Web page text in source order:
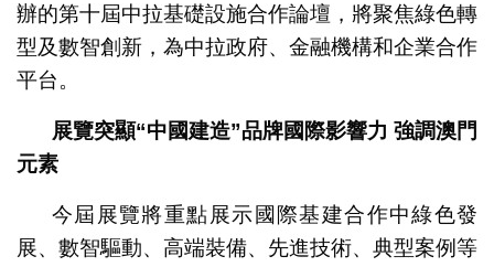
辦的第十屆中拉基礎設施合作論壇，將聚焦綠色轉
型及數智創新，為中拉政府、金融機構和企業合作
平台。
展覽突顯“中國建造”品牌國際影響力 強調澳門
元素
今屆展覽將重點展示國際基建合作中綠色發
展、數智驅動、高端裝備、先進技術、典型案例等